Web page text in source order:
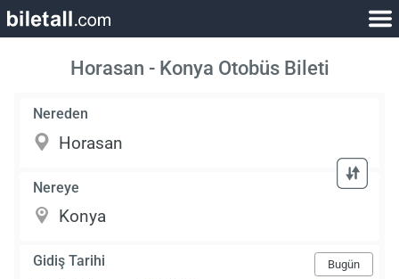
Horasan - Konya Otobüs Bileti
Nereden
Nereye
Gidiş Tarihi Bugün